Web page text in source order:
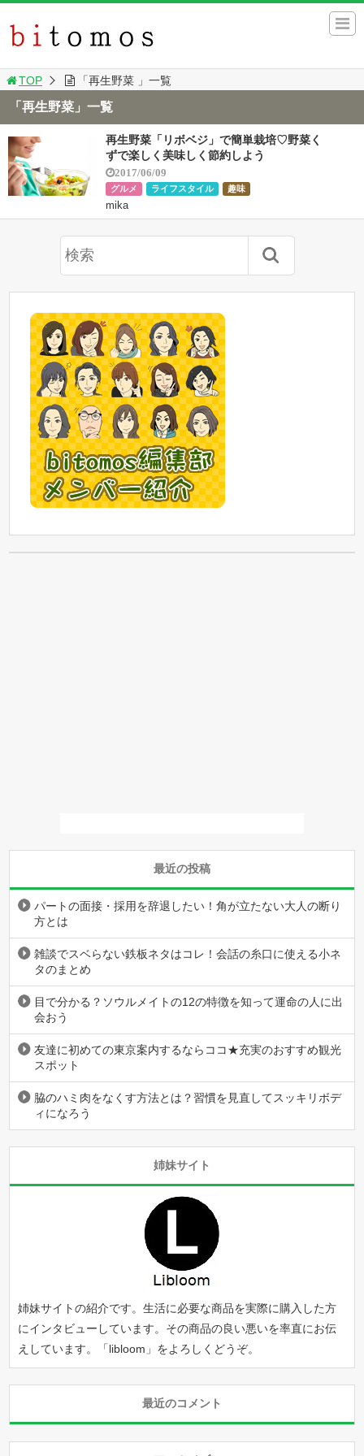
TOP 「再生野菜 」一覧
「再生野菜」一覧
再生野菜「リボベジ」で簡単栽培♡野菜く
ずで楽しく美味しく節約しよう
2017/06/09
グルメ ライフスタイル 趣味
mika
最近の投稿
パートの面接・採用を辞退したい！角が立たない大人の断り
方とは
雑談でスベらない鉄板ネタはコレ！会話の糸口に使える小ネ
タのまとめ
目で分かる？ソウルメイトの12の特徴を知って運命の人に出
会おう
友達に初めての東京案内するならココ★充実のおすすめ観光
スポット
脇のハミ肉をなくす方法とは？習慣を見直してスッキリボデ
ィになろう
姉妹サイト
姉妹サイトの紹介です。生活に必要な商品を実際に購入した方
にインタビューしています。その商品の良い悪いを率直にお伝
えしています。「libloom 」をよろしくどうぞ。
最近のコメント